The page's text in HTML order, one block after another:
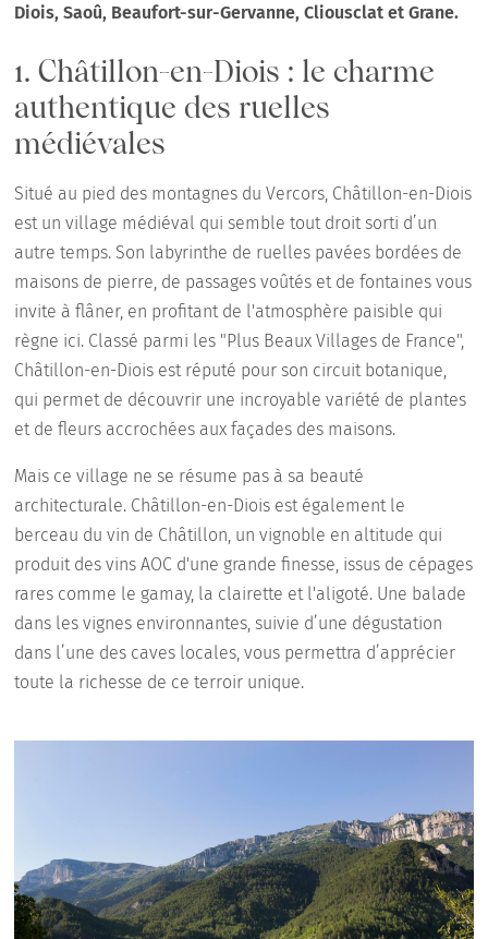
Diois, Saoû, Beaufort-sur-Gervanne, Cliousclat et Grane.
1. Châtillon-en-Diois : le charme
authentique des ruelles
médiévales
Situé au pied des montagnes du Vercors, Châtillon-en-Diois
est un village médiéval qui semble tout droit sorti d’un
autre temps. Son labyrinthe de ruelles pavées bordées de
maisons de pierre, de passages voûtés et de fontaines vous
invite à flâner, en profitant de l'atmosphère paisible qui
règne ici. Classé parmi les "Plus Beaux Villages de France",
Châtillon-en-Diois est réputé pour son circuit botanique,
qui permet de découvrir une incroyable variété de plantes
et de fleurs accrochées aux façades des maisons.
Mais ce village ne se résume pas à sa beauté
architecturale. Châtillon-en-Diois est également le
berceau du vin de Châtillon, un vignoble en altitude qui
produit des vins AOC d'une grande finesse, issus de cépages
rares comme le gamay, la clairette et l'aligoté. Une balade
dans les vignes environnantes, suivie d’une dégustation
dans l’une des caves locales, vous permettra d’apprécier
toute la richesse de ce terroir unique.